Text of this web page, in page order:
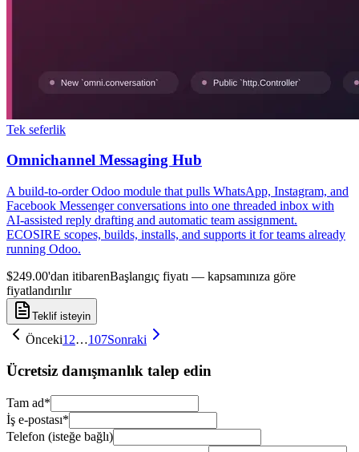
Tek seferlik
Omnichannel Messaging Hub
A build-to-order Odoo module that pulls WhatsApp, Instagram, and
Facebook Messenger conversations into one threaded inbox with
AI-assisted reply drafting and automatic team assignment.
ECOSIRE scopes, builds, installs, and supports it for teams already
running Odoo.
$249.00'dan itibarenBaşlangıç fiyatı — kapsamınıza göre
fiyatlandırılır
Teklif isteyin
Önceki1 2…107Sonraki
Ücretsiz danışmanlık talep edin
Tam ad*
İş e-postası*
Telefon (isteğe bağlı)